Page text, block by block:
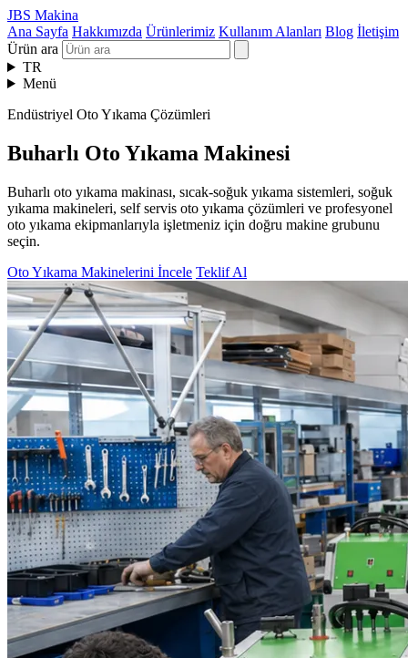
JBS Makina
Ana Sayfa Hakkımızda Ürünlerimiz Kullanım Alanları Blog İletişim
Ürün ara
TR
Menü
Endüstriyel Oto Yıkama Çözümleri
Buharlı Oto Yıkama Makinesi
Buharlı oto yıkama makinası, sıcak-soğuk yıkama sistemleri, soğuk
yıkama makineleri, self servis oto yıkama çözümleri ve profesyonel
oto yıkama ekipmanlarıyla işletmeniz için doğru makine grubunu
seçin.
Oto Yıkama Makinelerini İncele Teklif Al